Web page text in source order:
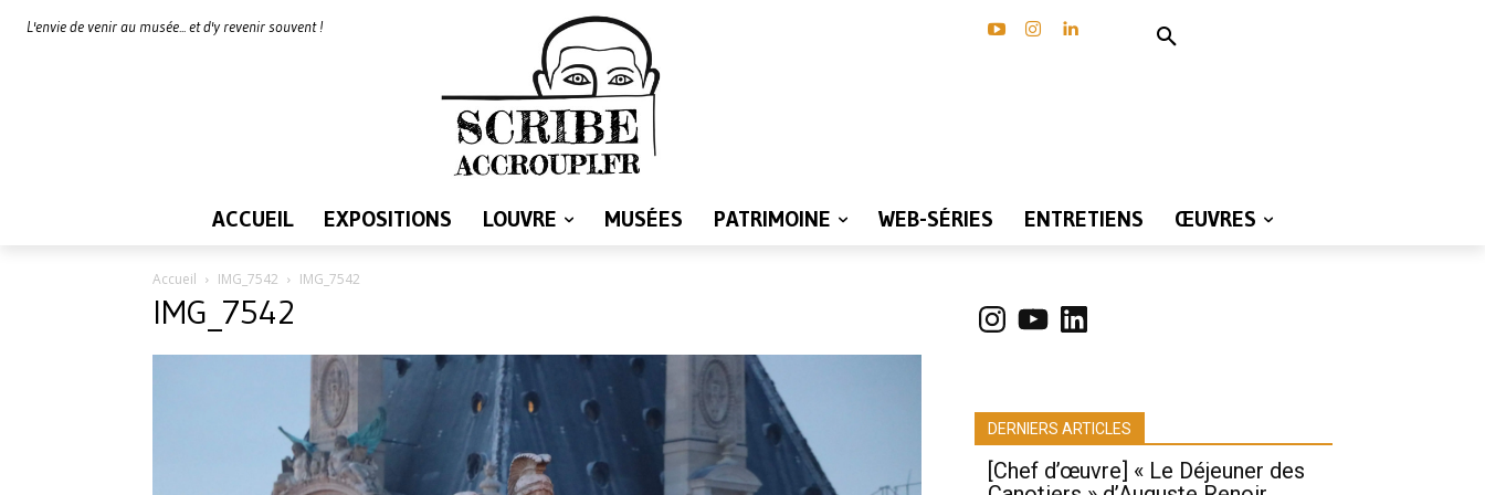
L'envie de venir au musée... et d'y revenir souvent !
ACCUEIL EXPOSITIONS LOUVRE MUSÉES PATRIMOINE WEB-SÉRIES ENTRETIENS ŒUVRES
Accueil IMG_7542 IMG_7542
IMG_7542 Instagram
YouTubeLinkedIn
DERNIERS ARTICLES
[Chef d’œuvre] « Le Déjeuner des